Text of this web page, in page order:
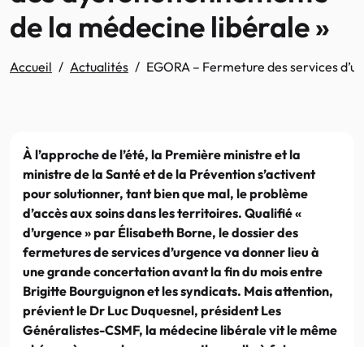
de la médecine libérale »
Accueil Actualités EGORA – Fermeture des services
À l’approche de l’été, la Première ministre et la
ministre de la Santé et de la Prévention s’activent
pour solutionner, tant bien que mal, le problème
d’accès aux soins dans les territoires. Qualifié «
d’urgence » par Élisabeth Borne, le dossier des
fermetures de services d’urgence va donner lieu à
une grande concertation avant la fin du mois entre
Brigitte Bourguignon et les syndicats. Mais attention,
prévient le Dr Luc Duquesnel, président Les
Généralistes-CSMF, la médecine libérale vit le même